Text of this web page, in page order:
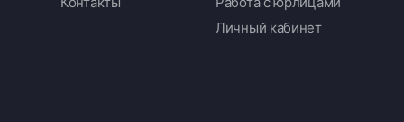
Личный кабинет